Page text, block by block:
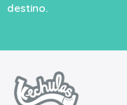
destino.